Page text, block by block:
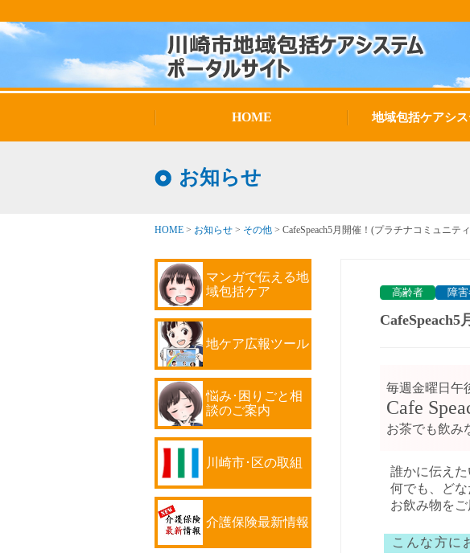
HOME 地域包括ケアシ
お知らせ
HOME > お知らせ > その他 > CafeSpeach5月開催！(プラチナコミュニテ
マンガで伝える地
域包括ケア
地ケア広報ツール
悩み･困りごと相
談のご案内
川崎市･区の取組
介護保険最新情報
高齢者 障
毎週金曜日午
Cafe
お茶でも飲み
誰かに伝え
何でも、ど
お飲み物をご
こんな方に